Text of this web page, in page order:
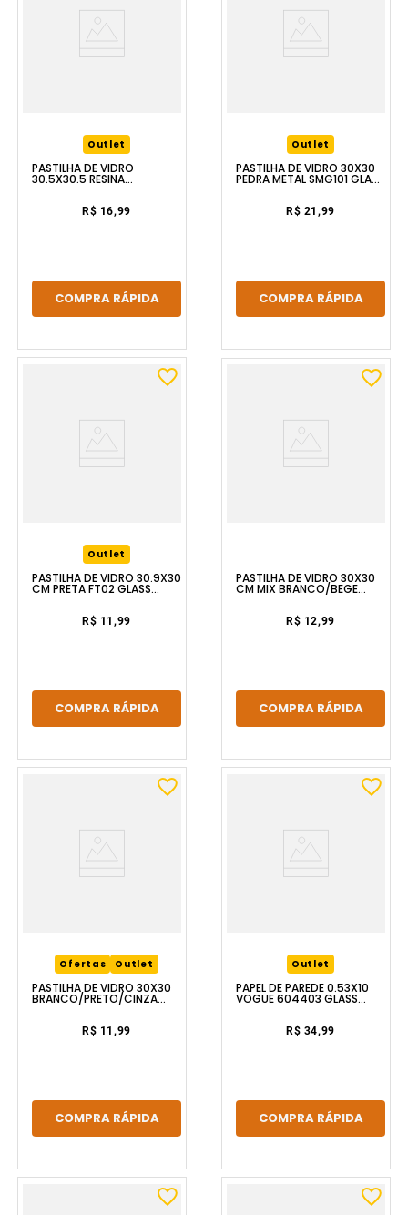
Outlet
PASTILHA DE VIDRO
30.5X30.5 RESINA
R$ 16,99
COMPRA RÁPIDA
Outlet
PASTILHA DE VIDRO 30X30
PEDRA METAL SMG101 GLASS
R$ 21,99
COMPRA RÁPIDA
Outlet
PASTILHA DE VIDRO 30.9X30
CM PRETA FT02 GLASS
R$ 11,99
COMPRA RÁPIDA
PASTILHA DE VIDRO 30X30
CM MIX BRANCO/BEGE
MIX2511 GLASS MOSAIC
R$ 12,99
COMPRA RÁPIDA
Ofertas Outlet
PASTILHA DE VIDRO 30X30
BRANCO/PRETO/CINZA
K2304 GLASS MOSAIC
R$ 11,99
COMPRA RÁPIDA
Outlet
PAPEL DE PAREDE 0.53X10
VOGUE 604403 GLASS
R$ 34,99
COMPRA RÁPIDA